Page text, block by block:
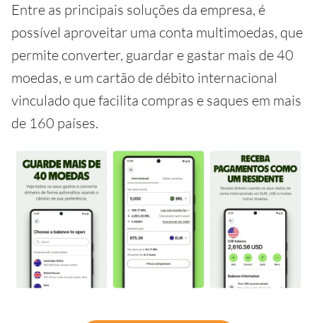
Entre as principais soluções da empresa, é
possível aproveitar uma conta multimoedas, que
permite converter, guardar e gastar mais de 40
moedas, e um cartão de débito internacional
vinculado que facilita compras e saques em mais
de 160 países.